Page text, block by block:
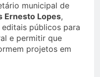
municipal de
Ernesto Lopes,
públicos para
e permitir que
projetos em